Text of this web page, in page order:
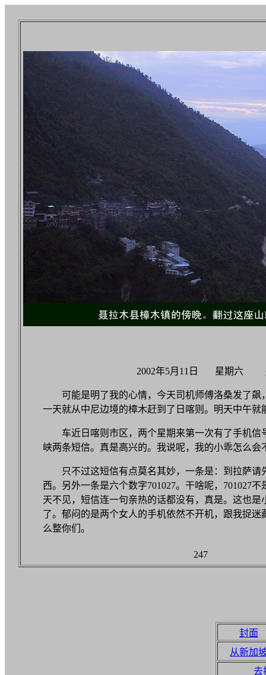
2002年5月11日 星期六
可能是明了我的心情，今天司机师傅洛桑发了飙
一天就从中尼边境的樟木赶到了日喀则。明天中午就
车近日喀则市区，两个星期来第一次有了手机信
峡两条短信。真是高兴的。我说呢，我的小乖怎么会
只不过这短信有点莫名其妙，一条是：到拉萨请
西。另外一条是六个数字701027。干啥呢，701027
天不见，短信连一句亲热的话都没有，真是。这也是
了。郁闷的是两个女人的手机依然不开机，跟我捉迷
么整你们。
247
封面
从新加
去